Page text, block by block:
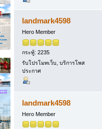
landmark4598
Hero Member
กระทู้: 2235
รับโปรโมทเว็บ, บริการโพส
ประกาศ
landmark4598
Hero Member